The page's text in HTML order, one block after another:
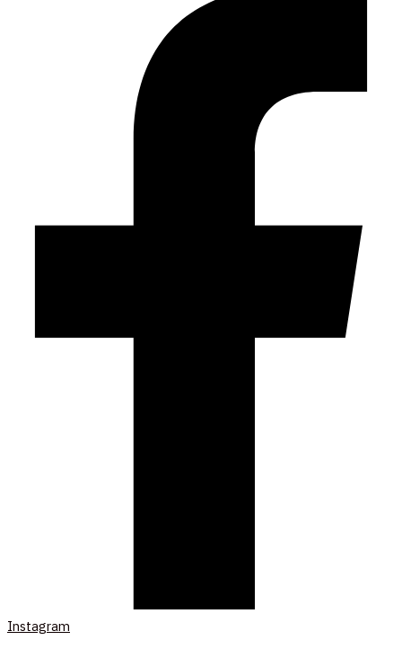
Instagram